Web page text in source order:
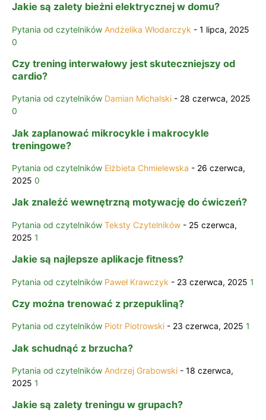
Jakie są zalety bieżni elektrycznej w domu?
Pytania od czytelników Andżelika Włodarczyk - 1 lipca, 2025
0
Czy trening interwałowy jest skuteczniejszy od
cardio?
Pytania od czytelników Damian Michalski - 28 czerwca, 2025
0
Jak zaplanować mikrocykle i makrocykle
treningowe?
Pytania od czytelników Elżbieta Chmielewska - 26 czerwca,
2025 0
Jak znaleźć wewnętrzną motywację do ćwiczeń?
Pytania od czytelników Teksty Czytelników - 25 czerwca,
2025 1
Jakie są najlepsze aplikacje fitness?
Pytania od czytelników Paweł Krawczyk - 23 czerwca, 2025 1
Czy można trenować z przepukliną?
Pytania od czytelników Piotr Piotrowski - 23 czerwca, 2025 1
Jak schudnąć z brzucha?
Pytania od czytelników Andrzej Grabowski - 18 czerwca,
2025 1
Jakie są zalety treningu w grupach?